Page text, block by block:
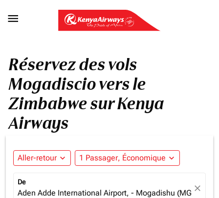

Réservez des vols
Mogadiscio vers le
Zimbabwe sur Kenya
Airways
Aller-retour expand_more 1 Passager, Économique expand_more
De
Aden Adde International Airport, - Mogadishu (MGQ),
close